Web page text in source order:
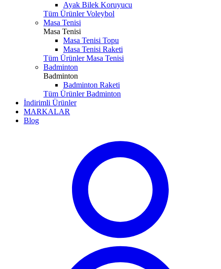
Ayak Bilek Koruyucu
Tüm Ürünler Voleybol
Masa Tenisi
Masa Tenisi
Masa Tenisi Topu
Masa Tenisi Raketi
Tüm Ürünler Masa Tenisi
Badminton
Badminton
Badminton Raketi
Tüm Ürünler Badminton
İndirimli Ürünler
MARKALAR
Blog